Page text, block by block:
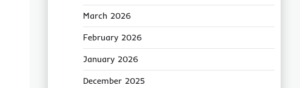
March 2026
February 2026
January 2026
December 2025